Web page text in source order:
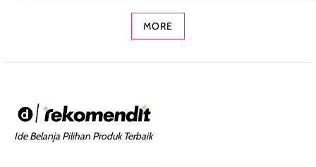
MORE
Ide Belanja Pilihan Produk Terbaik